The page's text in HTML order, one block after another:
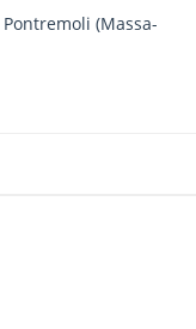
Pontremoli (Massa-